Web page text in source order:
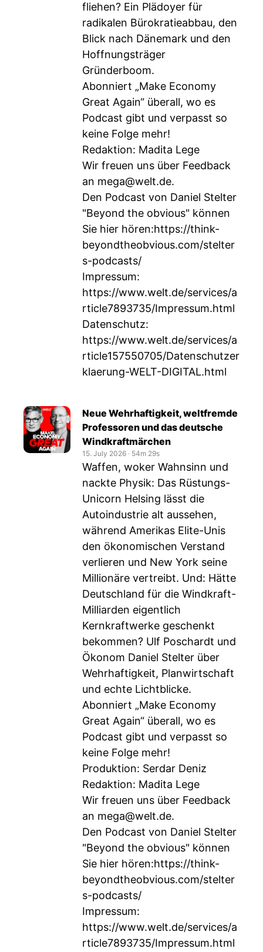
fliehen? Ein Plädoyer für
radikalen Bürokratieabbau, den
Blick nach Dänemark und den
Hoffnungsträger
Gründerboom.
Abonniert „Make Economy
Great Again“ überall, wo es
Podcast gibt und verpasst so
keine Folge mehr!
Redaktion: Madita Lege
Wir freuen uns über Feedback
an mega@welt.de.
Den Podcast von Daniel Stelter
"Beyond the obvious" können
Sie hier hören:https://think-
beyondtheobvious.com/stelter
s-podcasts/
Impressum:
https://www.welt.de/services/a
rticle7893735/Impressum.html
Datenschutz:
https://www.welt.de/services/a
rticle157550705/Datenschutzer
klaerung-WELT-DIGITAL.html
Neue Wehrhaftigkeit, weltfremde
Professoren und das deutsche
Windkraftmärchen
15. July 2026 ‧ 54m 29s
Waffen, woker Wahnsinn und
nackte Physik: Das Rüstungs-
Unicorn Helsing lässt die
Autoindustrie alt aussehen,
während Amerikas Elite-Unis
den ökonomischen Verstand
verlieren und New York seine
Millionäre vertreibt. Und: Hätte
Deutschland für die Windkraft-
Milliarden eigentlich
Kernkraftwerke geschenkt
bekommen? Ulf Poschardt und
Ökonom Daniel Stelter über
Wehrhaftigkeit, Planwirtschaft
und echte Lichtblicke.
Abonniert „Make Economy
Great Again“ überall, wo es
Podcast gibt und verpasst so
keine Folge mehr!
Produktion: Serdar Deniz
Redaktion: Madita Lege
Wir freuen uns über Feedback
an mega@welt.de.
Den Podcast von Daniel Stelter
"Beyond the obvious" können
Sie hier hören:https://think-
beyondtheobvious.com/stelter
s-podcasts/
Impressum:
https://www.welt.de/services/a
rticle7893735/Impressum.html